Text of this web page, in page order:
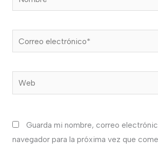
Correo
electrónico*
Web
Guarda mi nombre, correo
navegador para la próxima vez que